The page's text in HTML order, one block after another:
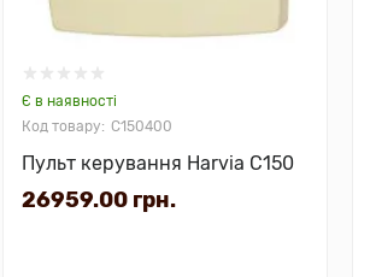
Є в наявності
C150400
Пульт керування Harvia C150
26959.00 грн.